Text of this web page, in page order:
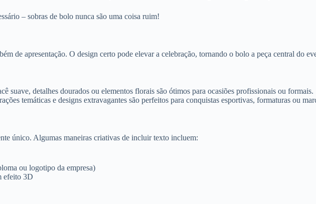
– sobras de bolo nunca são uma coisa ruim!
de apresentação. O design certo pode elevar a celebração, tornando o bolo a peça central do
suave, detalhes dourados ou elementos florais são ótimos para ocasiões profissionais ou formais.
temáticas e designs extravagantes são perfeitos para conquistas esportivas, formaturas ou
único. Algumas maneiras criativas de incluir texto incluem:
ou logotipo da empresa)
efeito 3D